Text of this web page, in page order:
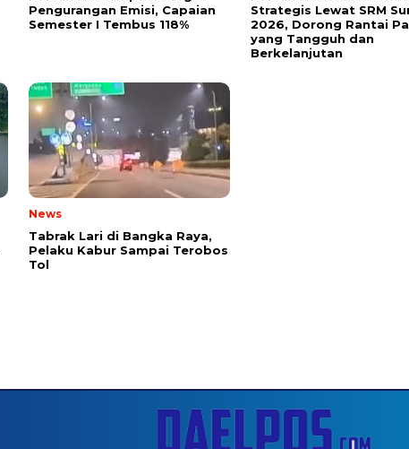
Pengurangan Emisi, Capaian
Semester I Tembus 118%
Strategis Lewat SRM
2026, Dorong Rantai
yang Tangguh dan
Berkelanjutan
News
Tabrak Lari di Bangka Raya,
Pelaku Kabur Sampai Terobos
Tol